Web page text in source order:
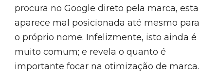
procura no Google direto pela marca, esta
aparece mal posicionada até mesmo para
o próprio nome. Infelizmente, isto ainda é
muito comum; e revela o quanto é
importante focar na otimização de marca.